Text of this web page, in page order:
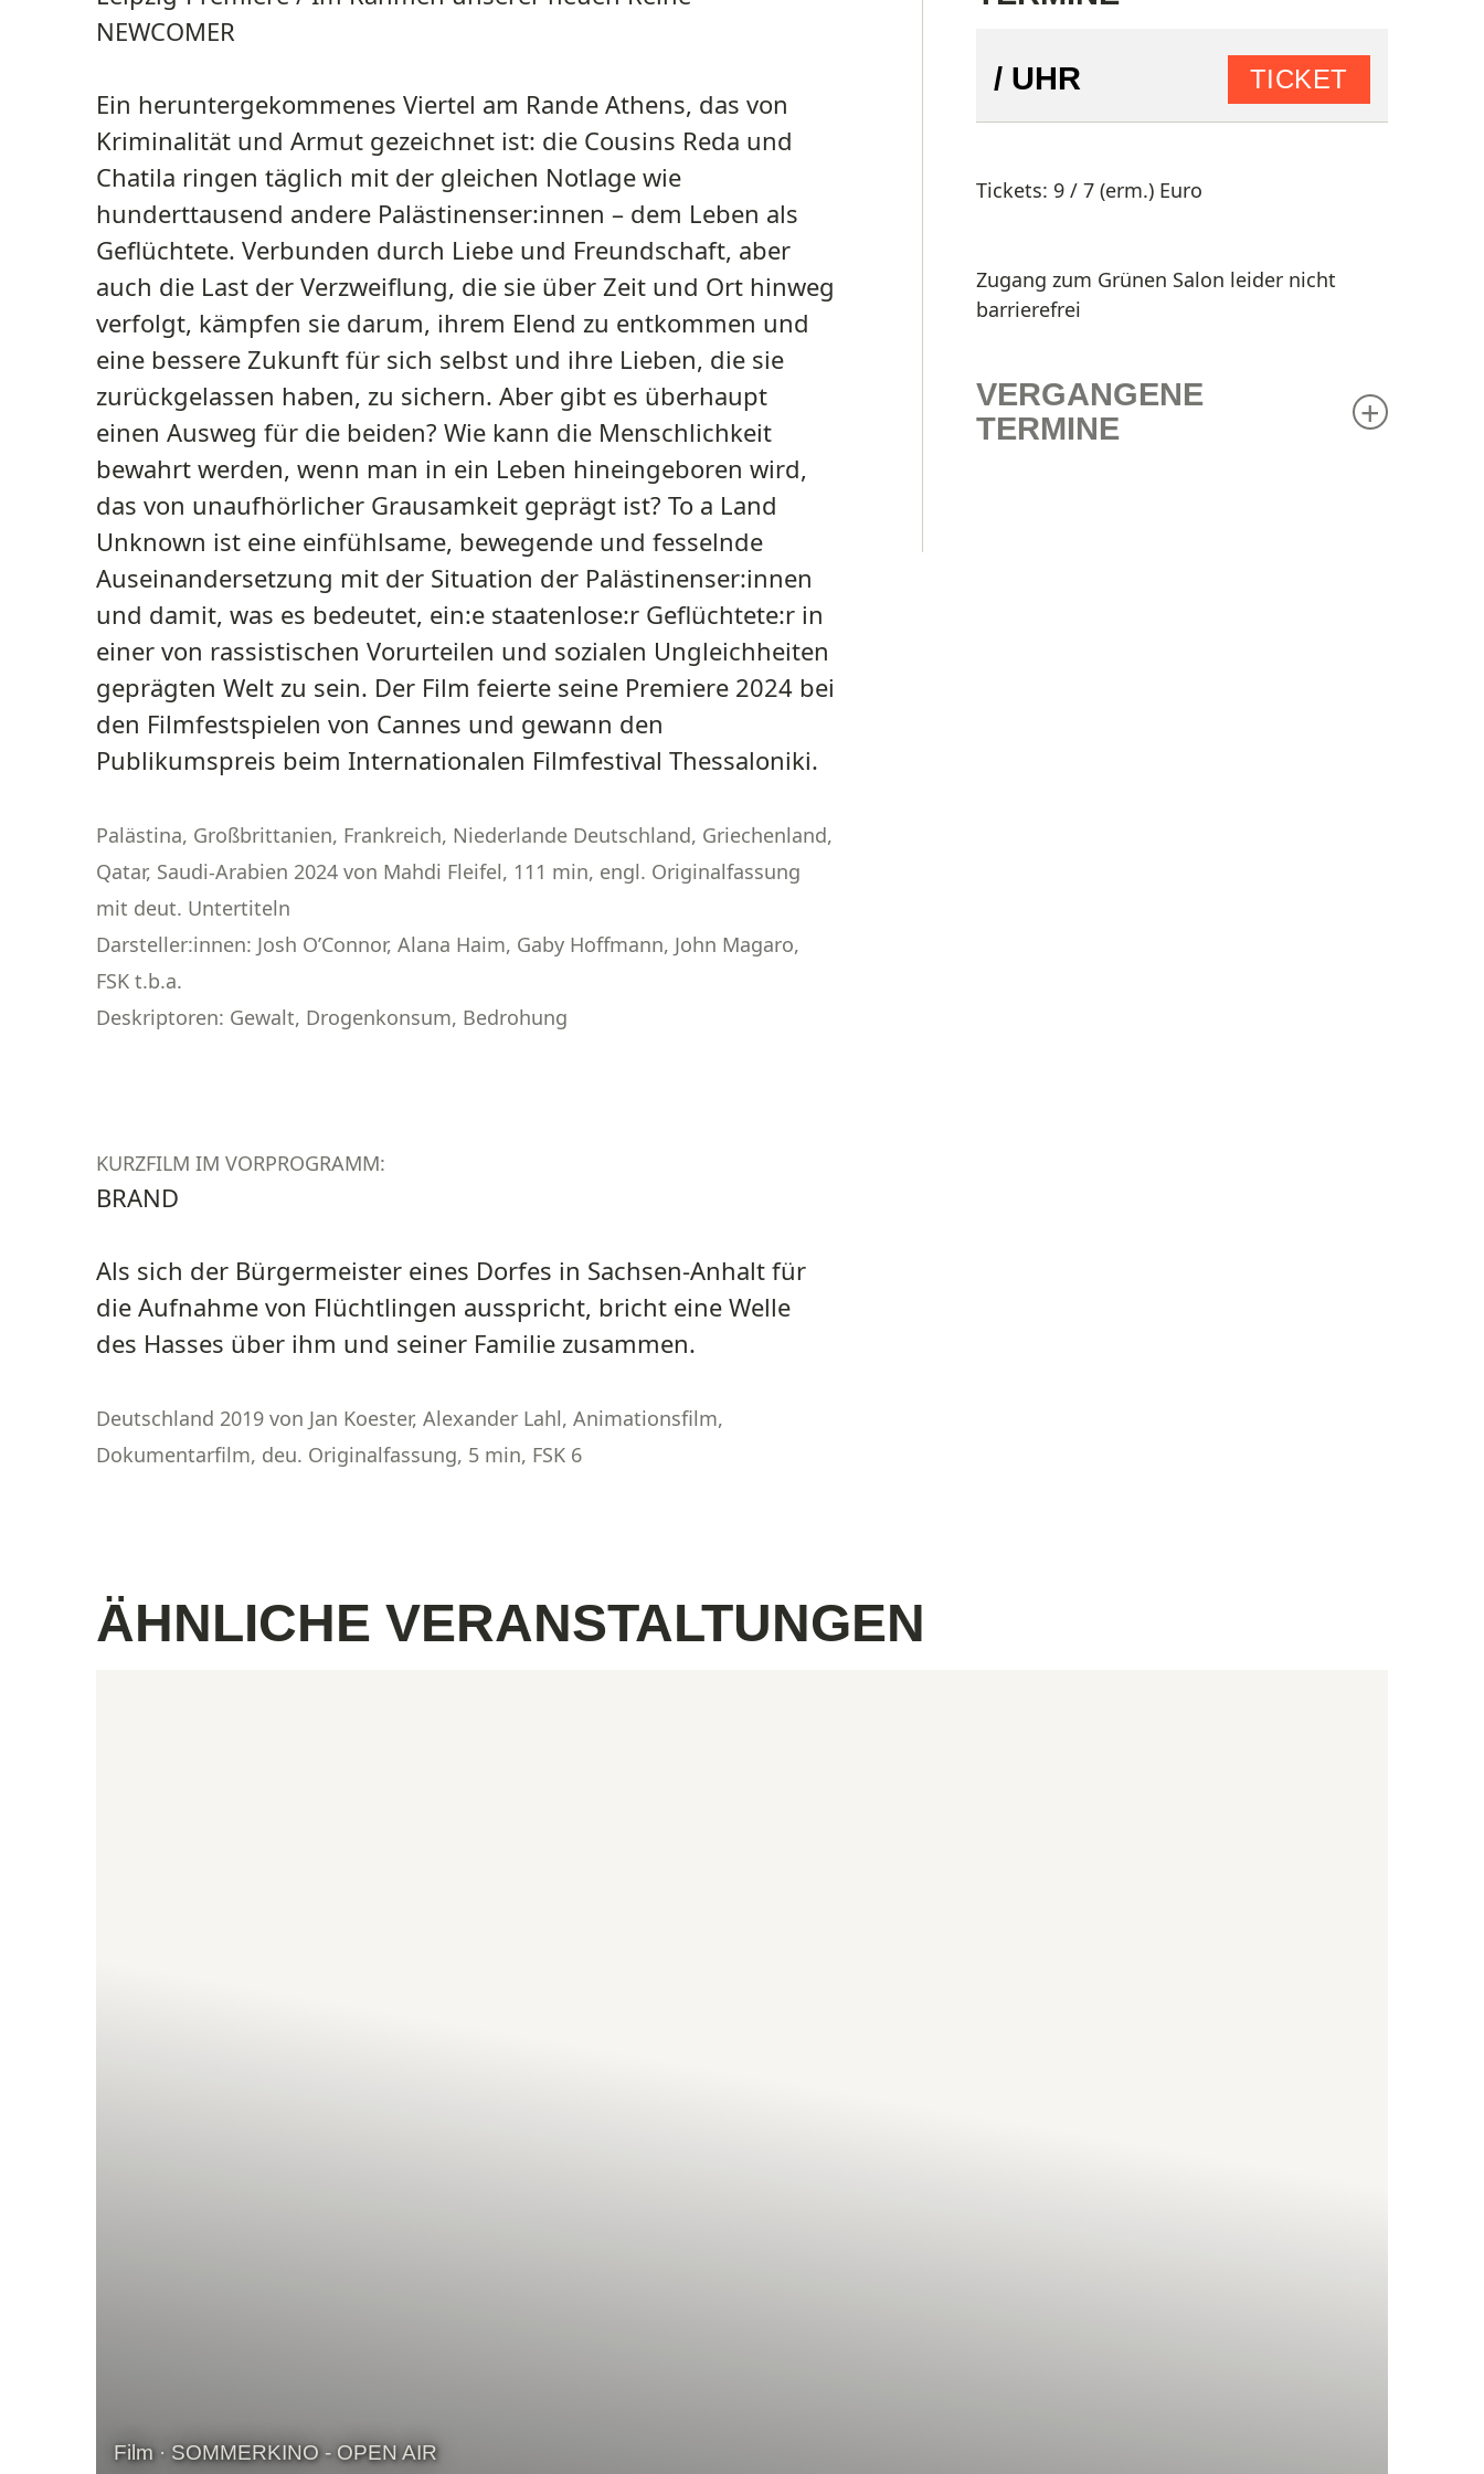
NEWCOMER
Ein heruntergekommenes Viertel am Rande Athens, das von
Kriminalität und Armut gezeichnet ist: die Cousins Reda und
Chatila ringen täglich mit der gleichen Notlage wie
hunderttausend andere Palästinenser:innen – dem Leben als
Geflüchtete. Verbunden durch Liebe und Freundschaft, aber
auch die Last der Verzweiflung, die sie über Zeit und Ort hinweg
verfolgt, kämpfen sie darum, ihrem Elend zu entkommen und
eine bessere Zukunft für sich selbst und ihre Lieben, die sie
zurückgelassen haben, zu sichern. Aber gibt es überhaupt
einen Ausweg für die beiden? Wie kann die Menschlichkeit
bewahrt werden, wenn man in ein Leben hineingeboren wird,
das von unaufhörlicher Grausamkeit geprägt ist? To a Land
Unknown ist eine einfühlsame, bewegende und fesselnde
Auseinandersetzung mit der Situation der Palästinenser:innen
und damit, was es bedeutet, ein:e staatenlose:r Geflüchtete:r in
einer von rassistischen Vorurteilen und sozialen Ungleichheiten
geprägten Welt zu sein. Der Film feierte seine Premiere 2024 bei
den Filmfestspielen von Cannes und gewann den
Publikumspreis beim Internationalen Filmfestival Thessaloniki.
Palästina, Großbrittanien, Frankreich, Niederlande Deutschland, Griechenland,
Qatar, Saudi-Arabien 2024 von Mahdi Fleifel, 111 min, engl. Originalfassung
mit deut. Untertiteln
Darsteller:innen: Josh O’Connor, Alana Haim, Gaby Hoffmann, John Magaro,
FSK t.b.a.
Deskriptoren: Gewalt, Drogenkonsum, Bedrohung
KURZFILM IM VORPROGRAMM:
BRAND
Als sich der Bürgermeister eines Dorfes in Sachsen-Anhalt für
die Aufnahme von Flüchtlingen ausspricht, bricht eine Welle
des Hasses über ihm und seiner Familie zusammen.
Deutschland 2019 von Jan Koester, Alexander Lahl, Animationsfilm,
Dokumentarfilm, deu. Originalfassung, 5 min, FSK 6
/ UHR TICKET
Tickets: 9 / 7 (erm.) Euro
Zugang zum Grünen Salon leider nicht
barrierefrei
VERGANGENE
TERMINE
ÄHNLICHE VERANSTALTUNGEN
Film · SOMMERKINO - OPEN AIR